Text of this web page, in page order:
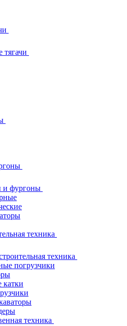
тягачи
и фургоны
техника
техника
погрузчики
техника